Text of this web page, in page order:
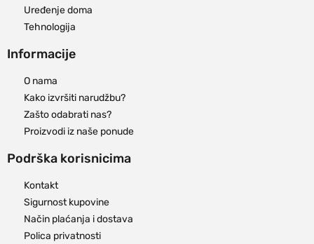
Uređenje doma
Tehnologija
Informacije
O nama
Kako izvršiti narudžbu?
Zašto odabrati nas?
Proizvodi iz naše ponude
Podrška korisnicima
Kontakt
Sigurnost kupovine
Način plaćanja i dostava
Polica privatnosti